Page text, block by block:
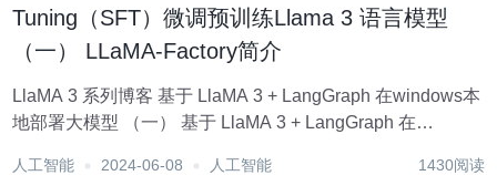
Tuning（SFT）微调预训练Llama 3 语言模型
（一） LLaMA-Factory简介
LlaMA 3 系列博客 基于 LlaMA 3 + LangGraph 在windows本
地部署大模型 （一） 基于 LlaMA 3 + LangGraph 在
在w...
人工智能 2024-06-08 人工智能 1430阅读